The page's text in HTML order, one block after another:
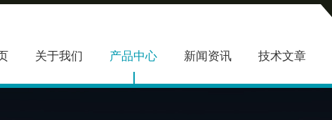
关于我们 产品中心 新闻资讯 技术文章